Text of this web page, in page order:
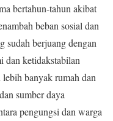
bertahun-tahun akibat
beban sosial dan
sudah berjuang dengan
dan ketidakstabilan
banyak rumah dan
sumber daya
pengungsi dan warga